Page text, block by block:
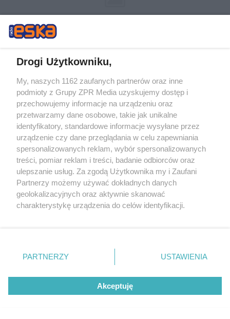
Żaden utwór zamieszczony w serwisie nie może być powielany i
rozpowszechniany lub dalej rozpowszechniany w jakikolwiek sposób (w
tym także elektroniczny lub mechaniczny) na jakimkolwiek polu
eksploatacji w jakiejkolwiek formie, włącznie z umieszczaniem w
Internecie bez pisemnej zgody właściciela praw. Jakiekolwiek użycie lub
wykorzystanie utworów w całości lub w części z naruszeniem prawa,
tzn. bez właściwej zgody, jest zabronione pod groźbą kary i może być
ścigane prawnie.
© 2026 Grupa ZPR Media
Drogi Użytkowniku,
My, naszych 1162 zaufanych partnerów oraz inne
podmioty z Grupy ZPR Media uzyskujemy dostęp i
przechowujemy informacje na urządzeniu oraz
przetwarzamy dane osobowe, takie jak unikalne
identyfikatory, standardowe informacje wysyłane przez
urządzenie czy dane przeglądania w celu zapewniania
spersonalizowanych reklam, wybór spersonalizowanych
treści, pomiar reklam i treści, badanie odbiorców oraz
ulepszanie usług. Za zgodą Użytkownika my i Zaufani
Partnerzy możemy używać dokładnych danych
geolokalizacyjnych oraz aktywnie skanować
charakterystykę urządzenia do celów identyfikacji.
zmienić/wycofać klikając przycisk ustawień prywatności
znajdujący się w lewym dolnym rogu strony
rodzaje przetwarzania danych nie wymagają zgody
użytkownika, ale masz prawo sprzeciwić się takiemu
przetwarzaniu. Preferencje będą miały zastosowanie tylko
PARTNERZY USTAWIENIA
Akceptuję